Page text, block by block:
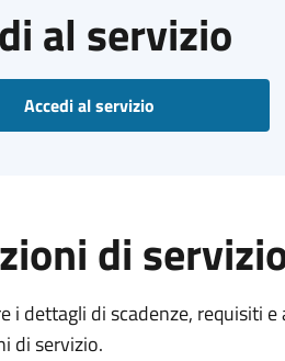
al servizio
Accedi al servizio
di
i dettagli di scadenze, requisiti
di servizio.